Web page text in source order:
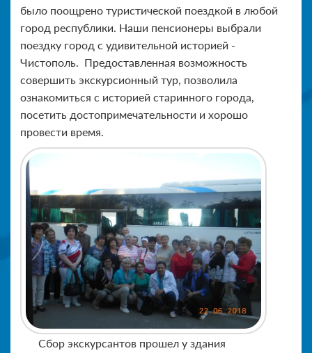
было поощрено туристической поездкой в любой
город республики. Наши пенсионеры выбрали
поездку город с удивительной историей -
Чистополь. Предоставленная возможность
совершить экскурсионный тур, позволила
ознакомиться с историей старинного города,
посетить достопримечательности и хорошо
провести время.
Сбор экскурсантов прошел у здания